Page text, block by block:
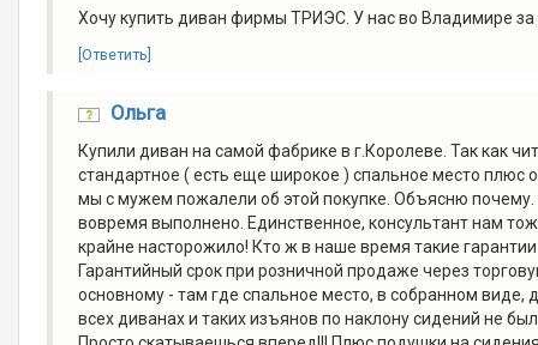
Хочу купить диван фирмы ТРИЭС. У нас во Владимире за
[Ответить]
Ольга
Купили диван на самой фабрике в г.Королеве. Так как
стандартное ( есть еще широкое ) спальное место плюс
мы с мужем пожалели об этой покупке. Объясню почему.
вовремя выполнено. Единственное, консультант нам
крайне насторожило! Кто ж в наше время такие
Гарантийный срок при розничной продаже через
основному - там где спальное место, в собранном
всех диванах и таких изъянов по наклону сидений не